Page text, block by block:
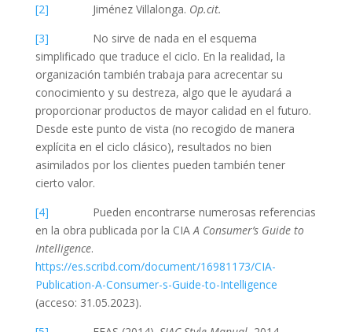
[2] Jiménez Villalonga. Op.cit.
[3] No sirve de nada en el esquema
simplificado que traduce el ciclo. En la realidad, la
organización también trabaja para acrecentar su
conocimiento y su destreza, algo que le ayudará a
proporcionar productos de mayor calidad en el futuro.
Desde este punto de vista (no recogido de manera
explícita en el ciclo clásico), resultados no bien
asimilados por los clientes pueden también tener
cierto valor.
[4] Pueden encontrarse numerosas referencias
en la obra publicada por la CIAA Consumer’s Guide to
Intelligence.
https://es.scribd.com/document/16981173/CIA-
Publication-A-Consumer-s-Guide-to-Intelligence
(acceso: 31.05.2023).